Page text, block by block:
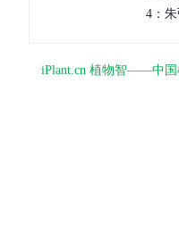
4：朱
iPlant.cn 植物智——中国